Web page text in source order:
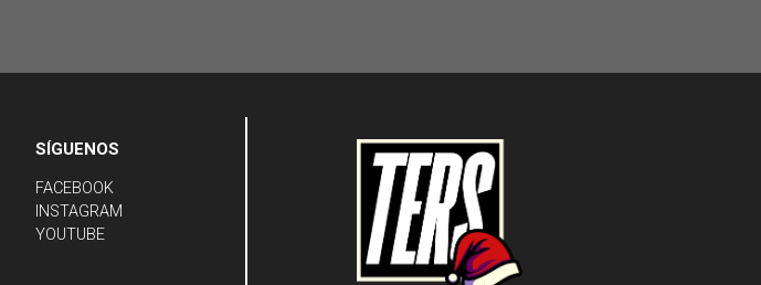
SÍGUENOS
FACEBOOK
INSTAGRAM
YOUTUBE